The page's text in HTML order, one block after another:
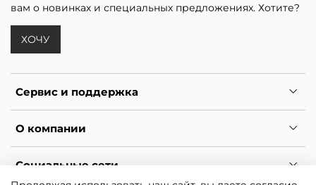
Сервис и поддержка
О компании
Социальные сети
вам о новинках и специальных предложениях. Хотите?
ХОЧУ